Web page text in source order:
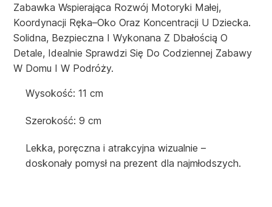
Zabawka Wspierająca Rozwój Motoryki Małej,
Koordynacji Ręka–Oko Oraz Koncentracji U Dziecka.
Solidna, Bezpieczna I Wykonana Z Dbałością O
Detale, Idealnie Sprawdzi Się Do Codziennej Zabawy
W Domu I W Podróży.
Wysokość: 11 cm
Szerokość: 9 cm
Lekka, poręczna i atrakcyjna wizualnie –
doskonały pomysł na prezent dla najmłodszych.